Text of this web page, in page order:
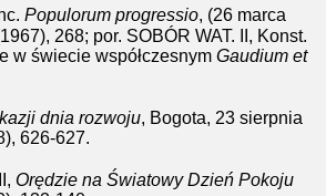
Populorum progressio, (26 marca
268; por. SOBÓR WAT. II, Konst.
w świecie współczesnym Gaudium et
dnia rozwoju, Bogota, 23 sierpnia
626-627.
Orędzie na Światowy Dzień Pokoju